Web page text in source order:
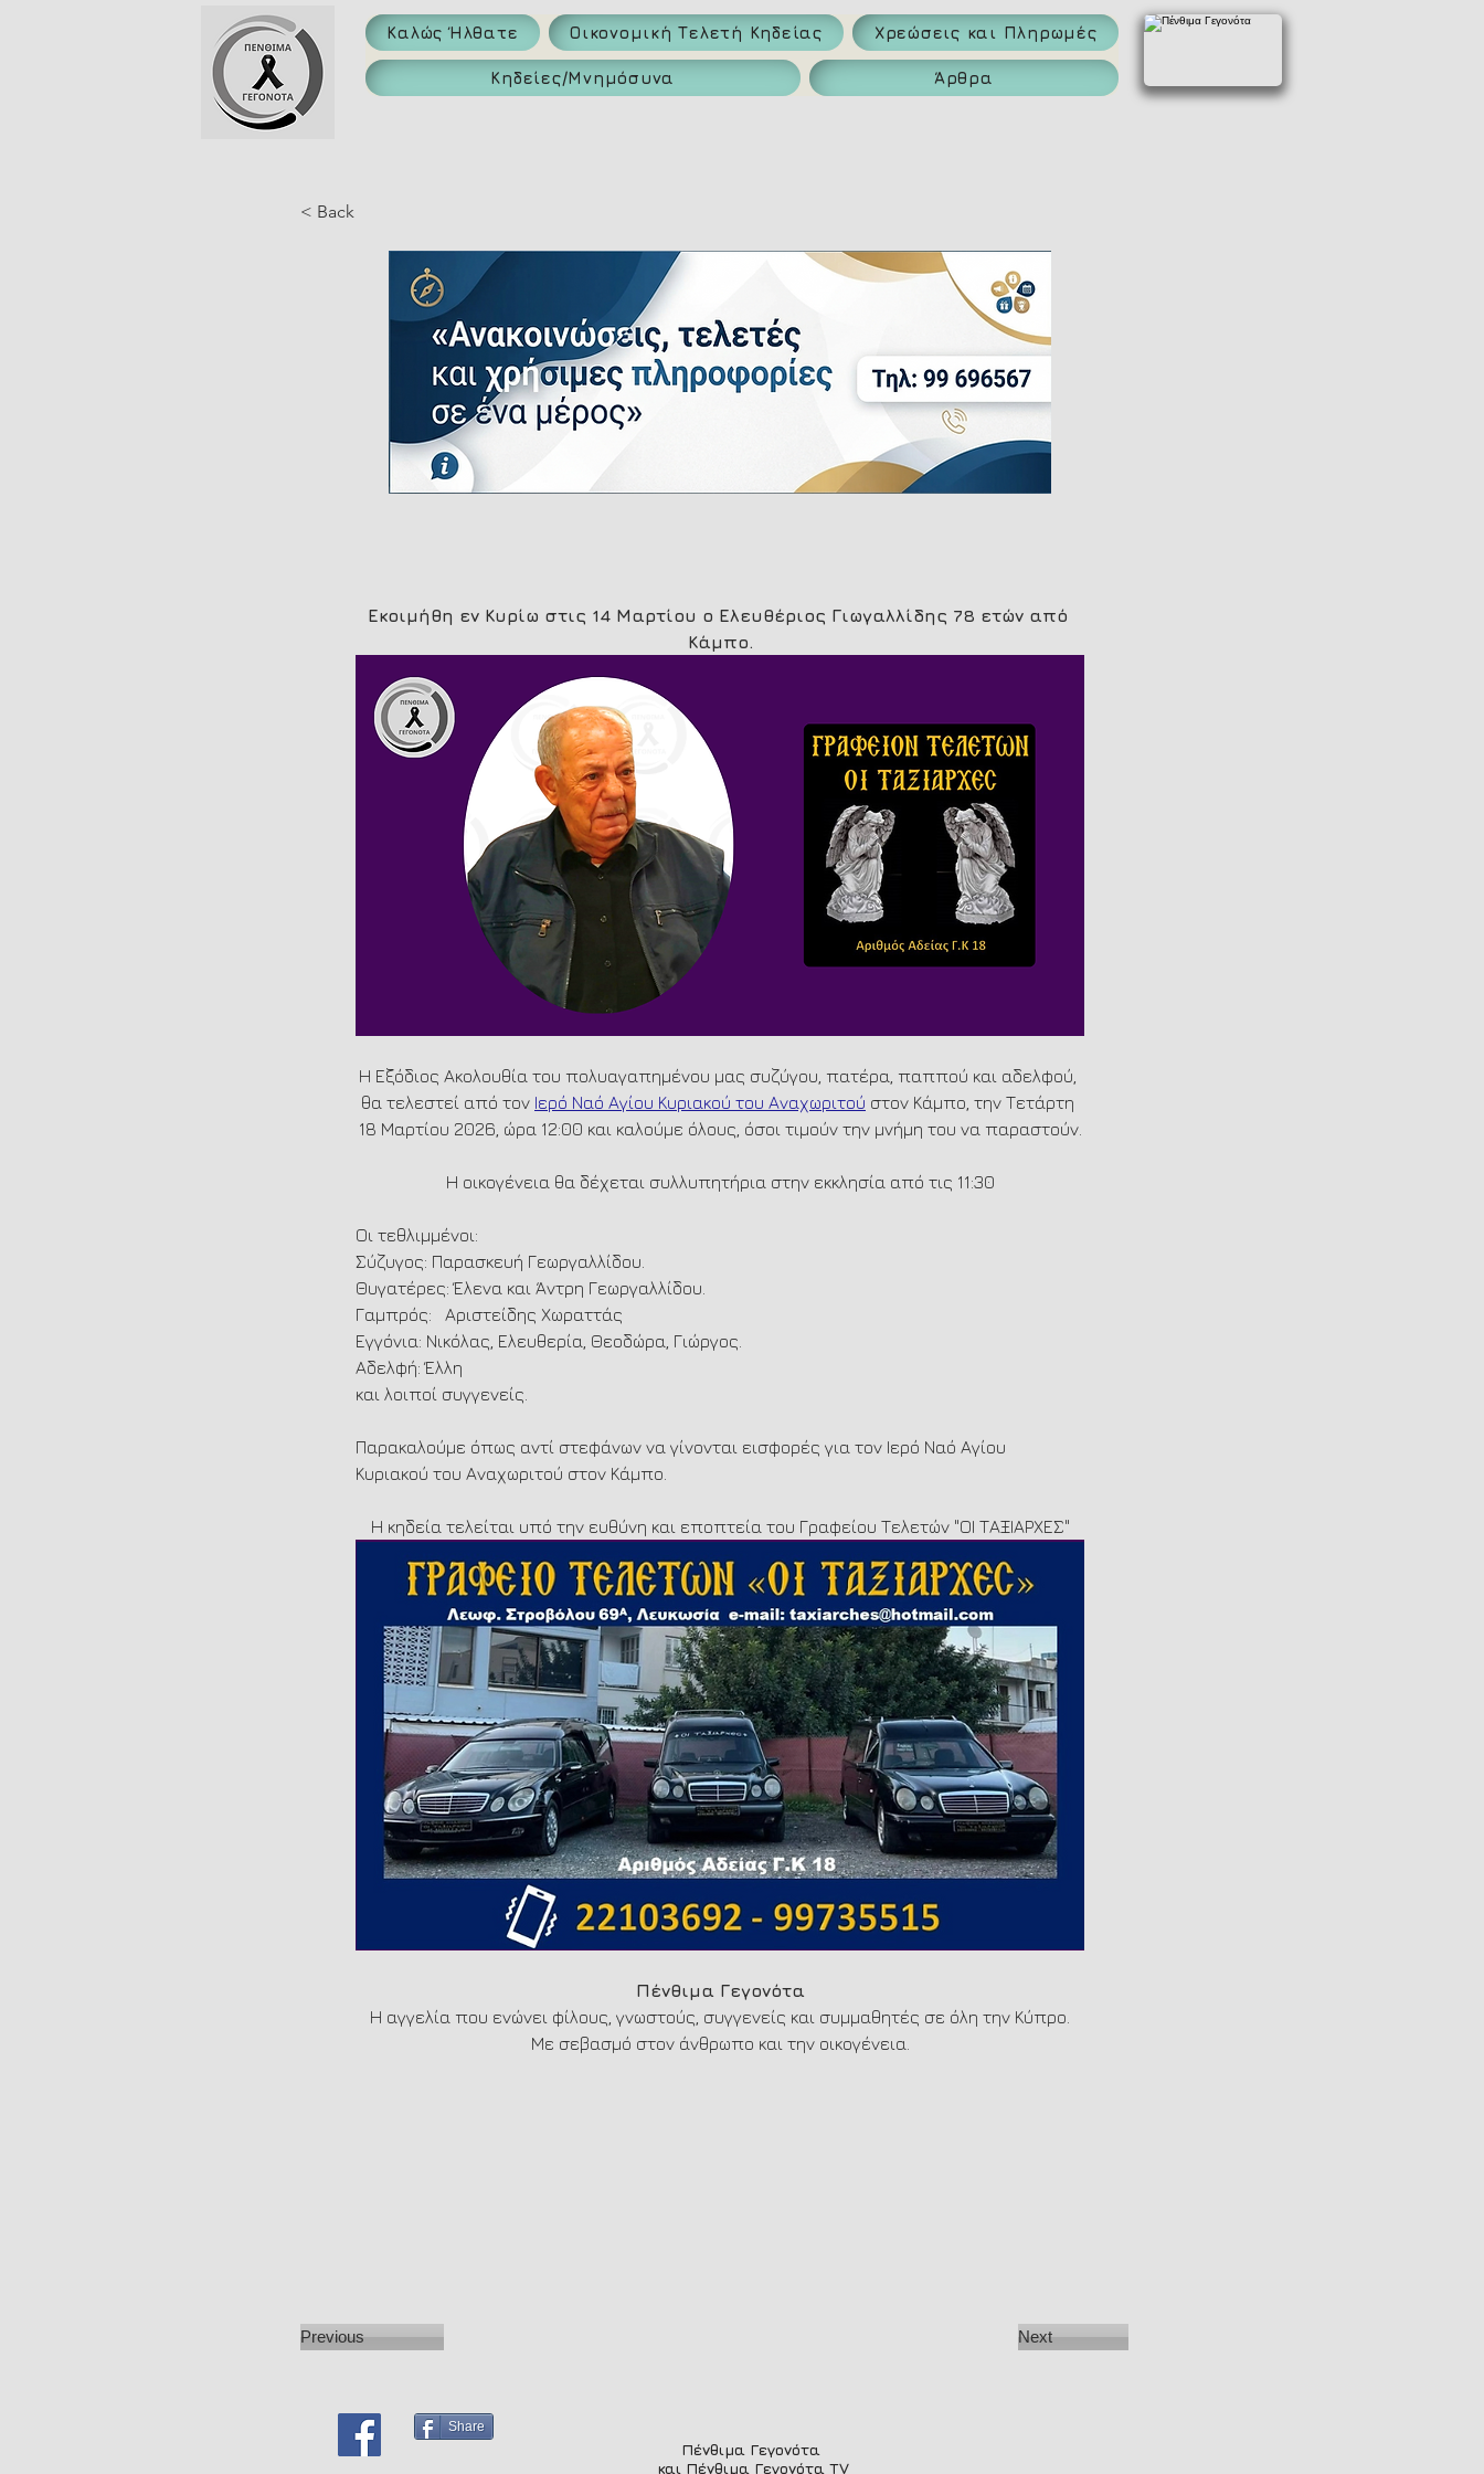
Καλώς Ήλθατε Οικονομική Τελετή Κηδείας Χρεώσεις και Πληρωμές
Κηδείες/Μνημόσυνα Άρθρα
< Back
Εκοιμήθη εν Κυρίω στις 14 Μαρτίου ο Ελευθέριος Γιωγαλλίδης 78 ετών από
Κάμπο.
Η Εξόδιος Ακολουθία του πολυαγαπημένου μας συζύγου, πατέρα, παππού και αδελφού,
θα τελεστεί από τον Ιερό Ναό Αγίου Κυριακού του Αναχωριτού στον Κάμπο, την Τετάρτη
18 Μαρτίου 2026, ώρα 12:00 και καλούμε όλους, όσοι τιμούν την μνήμη του να παραστούν.
Η οικογένεια θα δέχεται συλλυπητήρια στην εκκλησία από τις 11:30
Οι τεθλιμμένοι:
Σύζυγος: Παρασκευή Γεωργαλλίδου.
Θυγατέρες: Έλενα και Άντρη Γεωργαλλίδου.
Γαμπρός:   Αριστείδης Χωραττάς
Εγγόνια: Νικόλας, Ελευθερία, Θεοδώρα, Γιώργος.
Αδελφή: Έλλη
και λοιποί συγγενείς.
Παρακαλούμε όπως αντί στεφάνων να γίνονται εισφορές για τον Ιερό Ναό Αγίου
Κυριακού του Αναχωριτού στον Κάμπο
Η κηδεία τελείται υπό την ευθύνη και εποπτεία του Γραφείου Τελετών "ΟΙ ΤΑΞΙΑΡΧΕΣ"
Πένθιμα Γεγονότα
Η αγγελία που ενώνει φίλους, γνωστούς, συγγενείς και συμμαθητές σε όλη την Κύπρο.
Με σεβασμό στον άνθρωπο και την οικογένεια.
Previous Next
Share
Πένθιμα Γεγονότα
και Πένθιμα Γεγονότα TV